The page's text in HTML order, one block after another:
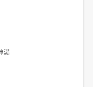
湯